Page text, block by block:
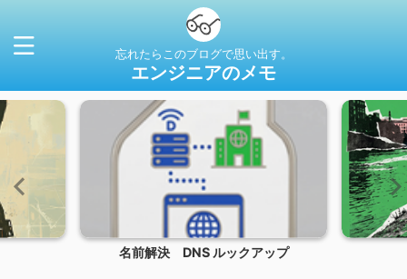
忘れたらこのブログで思い出す。
エンジニアのメモ
名前解決 DNS ルックアップ